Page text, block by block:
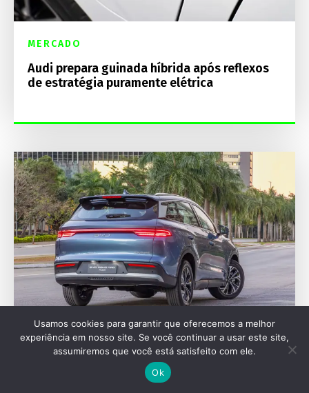
MERCADO
Audi prepara guinada híbrida após reflexos
de estratégia puramente elétrica
SEU VEÍCULO
BYD anuncia kit de energia solar residencial
com instalação inclusa durante lançamento
Usamos cookies para garantir que oferecemos a melhor
experiência em nosso site. Se você continuar a usar este site,
assumiremos que você está satisfeito com ele.
Ok